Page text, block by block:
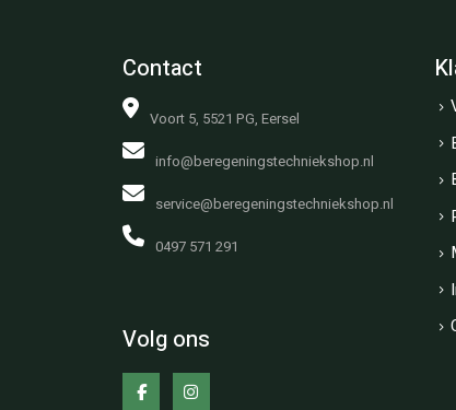
Contact
Voort 5, 5521 PG, Eersel
info@beregeningstechniekshop.nl
service@beregeningstechniekshop.nl
0497 571 291
Volg ons